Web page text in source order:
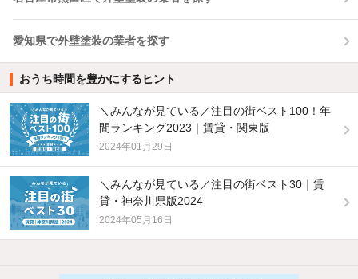
愛知県で外壁塗装の業者を探す
おうち時間を豊かにするヒント
＼みんなが見ている／注目の街ベスト100！年
間ランキング2023｜賃貸・関東版
2024年01月29日
＼みんなが見ている／注目の街ベスト30｜賃
貸・神奈川県版2024
2024年05月16日
他の人はこんな条件で絞り込んでいます！